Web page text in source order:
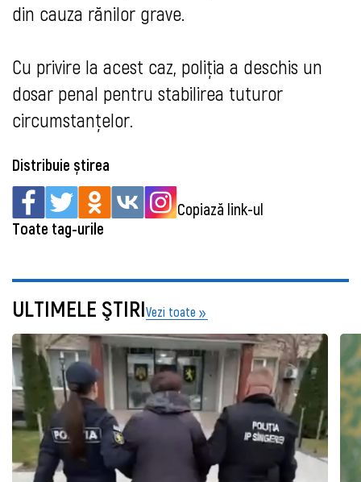
din cauza rănilor grave.
Cu privire la acest caz, poliția a deschis un
dosar penal pentru stabilirea tuturor
circumstanțelor.
Distribuie știrea
Copiază link-ul
Toate tag-urile
ULTIMELE ŞTIRIVezi toate